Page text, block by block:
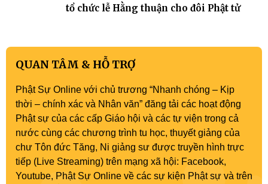
tổ chức lễ Hằng thuận cho đôi Phật tử
QUAN TÂM & HỖ TRỢ
Phật Sự Online với chủ trương “Nhanh chóng – Kịp
thời – chính xác và Nhân văn” đăng tải các hoạt động
Phật sự của các cấp Giáo hội và các tự viện trong cả
nước cùng các chương trình tu học, thuyết giảng của
chư Tôn đức Tăng, Ni giảng sư được truyền hình trực
tiếp (Live Streaming) trên mạng xã hội: Facebook,
Youtube, Phật Sự Online về các sự kiện Phật sự và trên